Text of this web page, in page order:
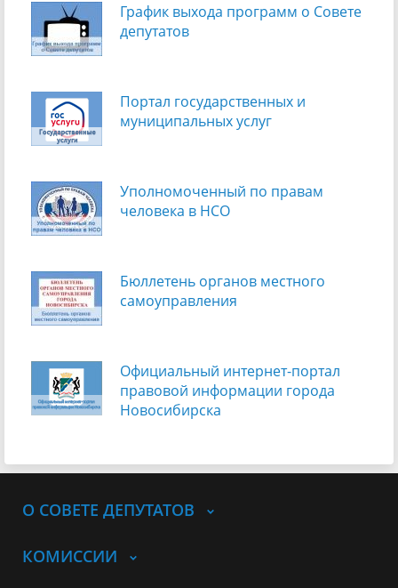
График выхода программ о Cовете
депутатов
Портал государственных и
муниципальных услуг
Уполномоченный по правам
человека в НСО
Бюллетень органов местного
самоуправления
Официальный интернет-портал
правовой информации города
Новосибирска
О СОВЕТЕ ДЕПУТАТОВ
КОМИССИИ